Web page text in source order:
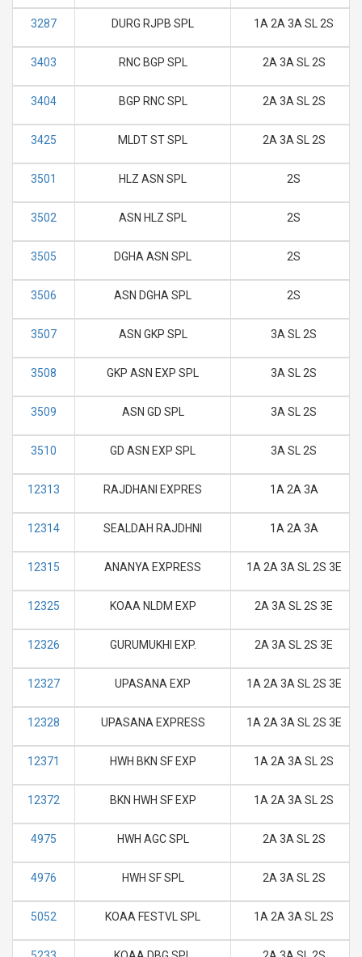
3287 DURG RJPB SPL 1A 2A 3A SL 2S
3403 RNC BGP SPL 2A 3A SL 2S
3404 BGP RNC SPL 2A 3A SL 2S
3425 MLDT ST SPL 2A 3A SL 2S
3501 HLZ ASN SPL 2S
3502 ASN HLZ SPL 2S
3505 DGHA ASN SPL 2S
3506 ASN DGHA SPL 2S
3507 ASN GKP SPL 3A SL 2S
3508 GKP ASN EXP SPL 3A SL 2S
3509 ASN GD SPL 3A SL 2S
3510 GD ASN EXP SPL 3A SL 2S
12313 RAJDHANI EXPRES 1A 2A 3A
12314 SEALDAH RAJDHNI 1A 2A 3A
12315 ANANYA EXPRESS 1A 2A 3A SL 2S 3E
12325 KOAA NLDM EXP 2A 3A SL 2S 3E
12326 GURUMUKHI EXP. 2A 3A SL 2S 3E
12327 UPASANA EXP 1A 2A 3A SL 2S 3E
12328 UPASANA EXPRESS 1A 2A 3A SL 2S 3E
12371 HWH BKN SF EXP 1A 2A 3A SL 2S
12372 BKN HWH SF EXP 1A 2A 3A SL 2S
4975 HWH AGC SPL 2A 3A SL 2S
4976 HWH SF SPL 2A 3A SL 2S
5052 KOAA FESTVL SPL 1A 2A 3A SL 2S